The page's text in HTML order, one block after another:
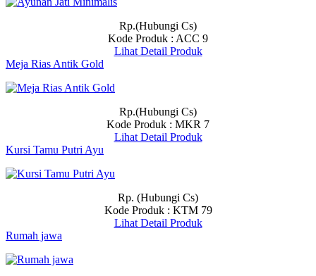
Rp.(Hubungi Cs)
Kode Produk : ACC 9
Lihat Detail Produk
Meja Rias Antik Gold
Rp.(Hubungi Cs)
Kode Produk : MKR 7
Lihat Detail Produk
Kursi Tamu Putri Ayu
Rp. (Hubungi Cs)
Kode Produk : KTM 79
Lihat Detail Produk
Rumah jawa